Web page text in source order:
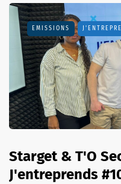
EMISSIONS
Starget & T'O
J'entreprends